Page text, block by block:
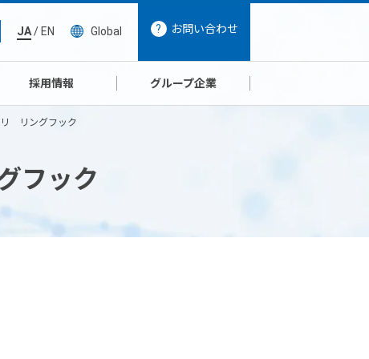
JA/ EN Global お問い合わせ
採用情報 グループ企業
リ リングフック
フック